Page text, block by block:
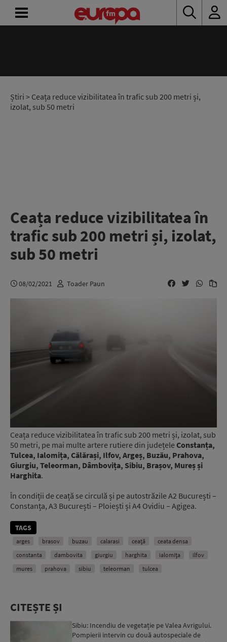
Știri > Ceața reduce vizibilitatea în trafic sub 200 metri și,
izolat, sub 50 metri
Ceața reduce vizibilitatea în
trafic sub 200 metri și, izolat,
sub 50 metri
08/02/2021 Toader Paun
Ceața reduce vizibilitatea în trafic sub 200 metri și, izolat, sub
50 metri, pe mai multe artere rutiere din județele Constanța,
Tulcea, Ialomița, Călărași, Ilfov, Argeș, Buzău, Prahova,
Giurgiu, Teleorman, Dâmbovița, Sibiu, Brașov, Mureș și
Harghita.
În condiții de ceață se circulă și pe autostrăzile A2 București –
Constanța, A3 București – Ploiești și A4 Ovidiu – Agigea.
TAGS
arges brasov buzau calarasi ceaţă
ceata densa
constanta
dambovita giurgiu harghita ialomița
ilfov
mures
prahova sibiu teleorman tulcea
CITEȘTE ȘI
Sibiu: Incendiu de vegetație pe Valea Avrigului.
Pompierii intervin cu două autospeciale de
RADIO